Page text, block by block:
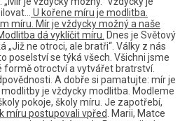
U kořene míru je modlitba.
míru. Mír je vždycky možný a naše
dá vyklíčit míru. Dnes je Světový
„Již ne otroci, ale bratři“. Války z nás
poselství se týká všech. Všichni jsme
formě otroctví a vytvářet bratrství.
A dobře si pamatujte: mír je
je vždycky modlitba. Modleme
pokoje, školy míru. Je zapotřebí,
míru postupovali vpřed . Marii, Matce